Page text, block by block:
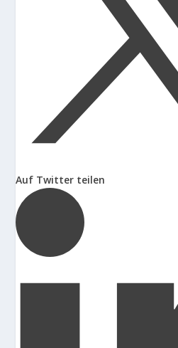
Auf Twitter teilen